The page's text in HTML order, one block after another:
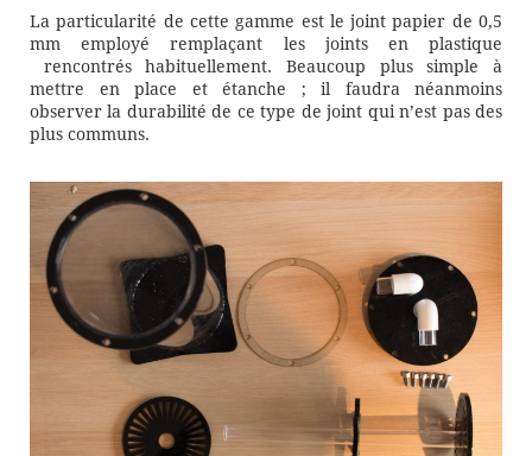
La particularité de cette gamme est le joint papier de 0,5
mm employé remplaçant les joints en plastique
rencontrés habituellement. Beaucoup plus simple à
mettre en place et étanche ; il faudra néanmoins
observer la durabilité de ce type de joint qui n’est pas des
plus communs.